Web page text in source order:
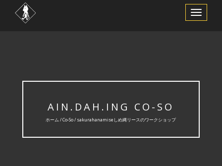
ナ
ビ
替
AIN.DAH.ING CO-SO
ホーム /Co-So/ sakurahanamiseしめ縄リースのワークショップ